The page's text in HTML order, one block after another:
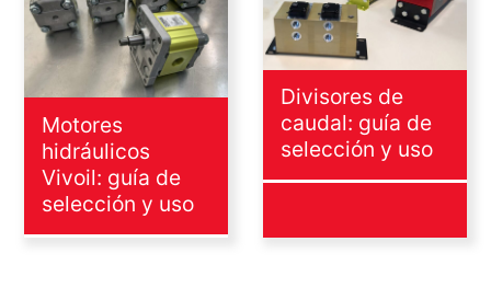
Motores
hidráulicos
Vivoil: guía de
selección y uso
Divisores de
caudal: guía de
selección y uso